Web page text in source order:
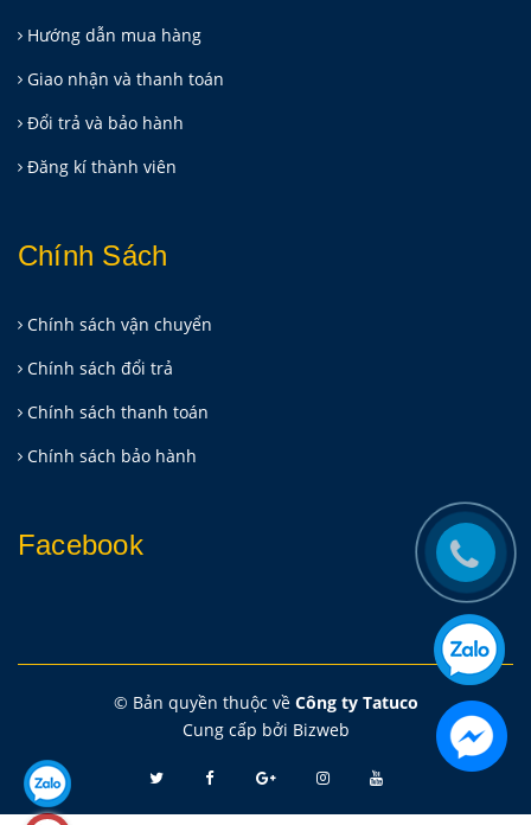
Hướng dẫn mua hàng
Giao nhận và thanh toán
Đổi trả và bảo hành
Đăng kí thành viên
Chính Sách
Chính sách vận chuyển
Chính sách đổi trả
Chính sách thanh toán
Chính sách bảo hành
Facebook
© Bản quyền thuộc về Công ty Tatuco
Cung cấp bởi Bizweb